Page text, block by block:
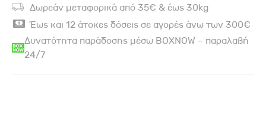
Δωρεάν μεταφορικά από 35€ & έως 30kg
Έως και 12 άτοκες δόσεις σε αγορές άνω των 300€
Δυνατότητα παράδοσης μέσω BOXNOW – παραλαβή
24/7